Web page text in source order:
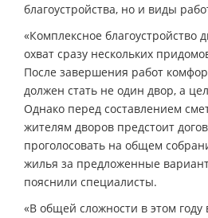
благоустройства, но и виды
«Комплексное благоустройство
охват сразу нескольких
После завершения работ
должен стать не один двор, а
Однако перед составлением
жителям дворов предстоит
проголосовать на общем
жилья за предложенные
пояснили специалисты.
«В общей сложности в этом году